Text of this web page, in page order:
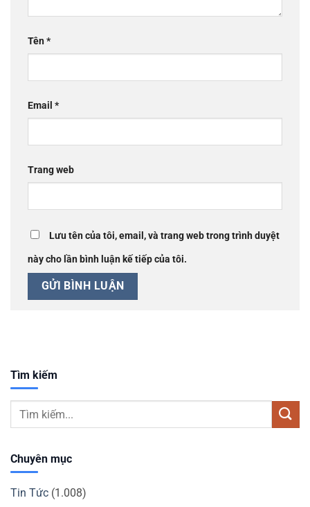
Tên*
Email *
Trang web
Lưu tên của tôi, email, và trang web trong trình duyệt
này cho lần bình luận kế tiếp của tôi.
Tìm kiếm
Chuyên mục
Tin Tức (1.008)